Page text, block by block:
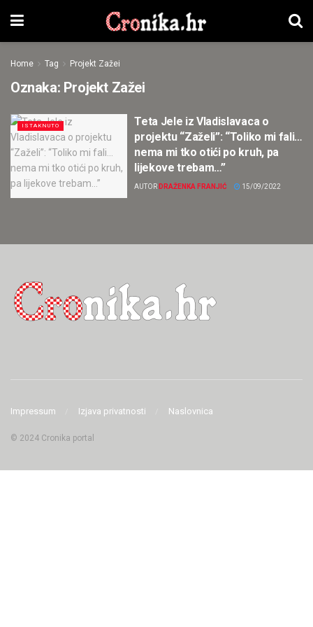
Home Tag Projekt Zažei
Oznaka: Projekt Zažei
ISTAKNUTO
Teta Jele iz Vladislavaca o
projektu “Zaželi”: “Toliko mi fali…
nema mi tko otići po kruh, pa
lijekove trebam…”
AUTOR DRAŽENKA FRANJIĆ 15/09/2022
Impressum Izjava privatnosti Naslovnica
© 2024 Cronika portal